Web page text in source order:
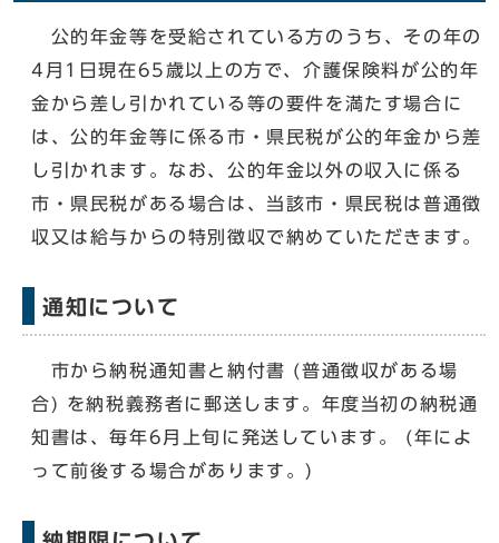
公的年金等を受給されている方のうち、その年の
4月1日現在65歳以上の方で、介護保険料が公的年
金から差し引かれている等の要件を満たす場合に
は、公的年金等に係る市・県民税が公的年金から差
し引かれます。なお、公的年金以外の収入に係る
市・県民税がある場合は、当該市・県民税は普通徴
収又は給与からの特別徴収で納めていただきます。
通知について
市から納税通知書と納付書 (普通徴収がある場
合) を納税義務者に郵送します。年度当初の納税通
知書は、毎年6月上旬に発送しています。 (年によ
って前後する場合があります。)